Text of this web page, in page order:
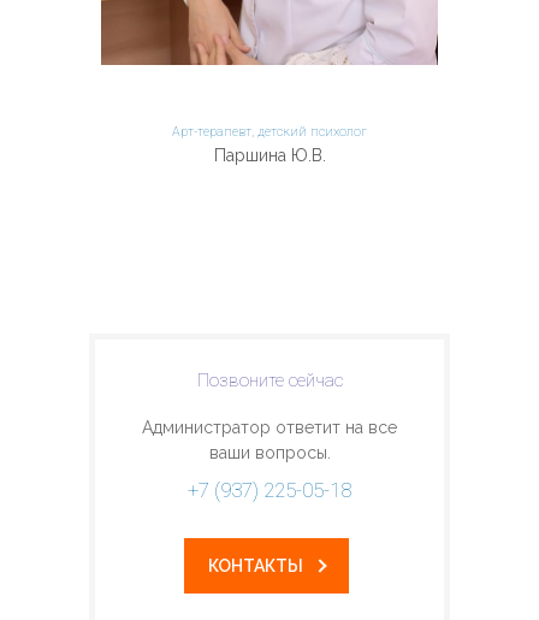
---- Психо-физический тренинг
---- Занятия ТОТ
---- Логопед Алейник О.В.
-- Реабилитация
---- ЛФК Храмов В.В.
---- Массаж
Арт-терапевт, детский психолог
Паршина Ю.В.
Позвоните сейчас
Администратор ответит на все
ваши вопросы.
+7 (937) 225-05-18
КОНТАКТЫ